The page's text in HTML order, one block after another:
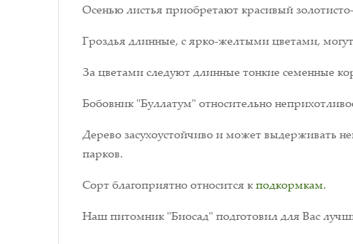
Осенью листья приобретают красивый
Гроздья длинные, с ярко-желтыми цветами,
За цветами следуют длинные тонкие семенные
Бобовник "Буллатум" относительно
Дерево засухоустойчиво и может выдерживать
парков.
Сорт благоприятно относится кподкормкам.
Наш питомник "Биосад" подготовил для Вас